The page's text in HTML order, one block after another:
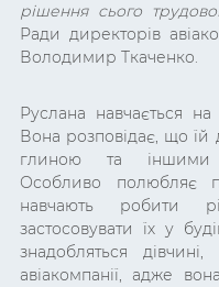
рішення сього
Ради директорів
Володимир Ткаченко.
Руслана навчається на
Вона розповідає, що їй
глиною та іншими
Особливо полюбляє
навчають робити
застосовувати їх у
знадобляться
авіакомпанії, адже